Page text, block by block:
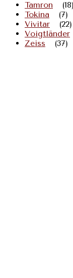
Tamron
Tokina
(7)
Vivitar
(22)
Voigtländer
Zeiss
(37)